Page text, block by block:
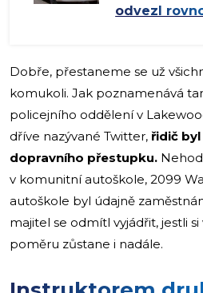
odvezl
Dobře, přestaneme se už
komukoli. Jak poznamenává
policejního oddělení v
dříve nazývané Twitter, řidič
dopravního přestupku.
v komunitní autoškole, 2099
autoškole byl údajně
majitel se odmítl vyjádřit, jestli
poměru zůstane i nadále.